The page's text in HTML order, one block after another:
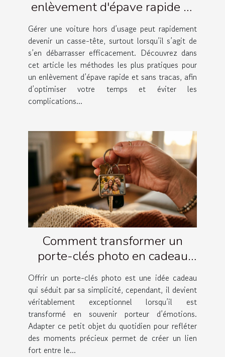
enlèvement d'épave rapide et
simple
Gérer une voiture hors d’usage peut rapidement
devenir un casse-tête, surtout lorsqu’il s’agit de
s’en débarrasser efficacement. Découvrez dans
cet article les méthodes les plus pratiques pour
un enlèvement d’épave rapide et sans tracas, afin
d’optimiser votre temps et éviter les
complications...
Comment transformer un
porte-clés photo en cadeau
émotionnel ?
Offrir un porte-clés photo est une idée cadeau
qui séduit par sa simplicité, cependant, il devient
véritablement exceptionnel lorsqu’il est
transformé en souvenir porteur d’émotions.
Adapter ce petit objet du quotidien pour refléter
des moments précieux permet de créer un lien
fort entre le...